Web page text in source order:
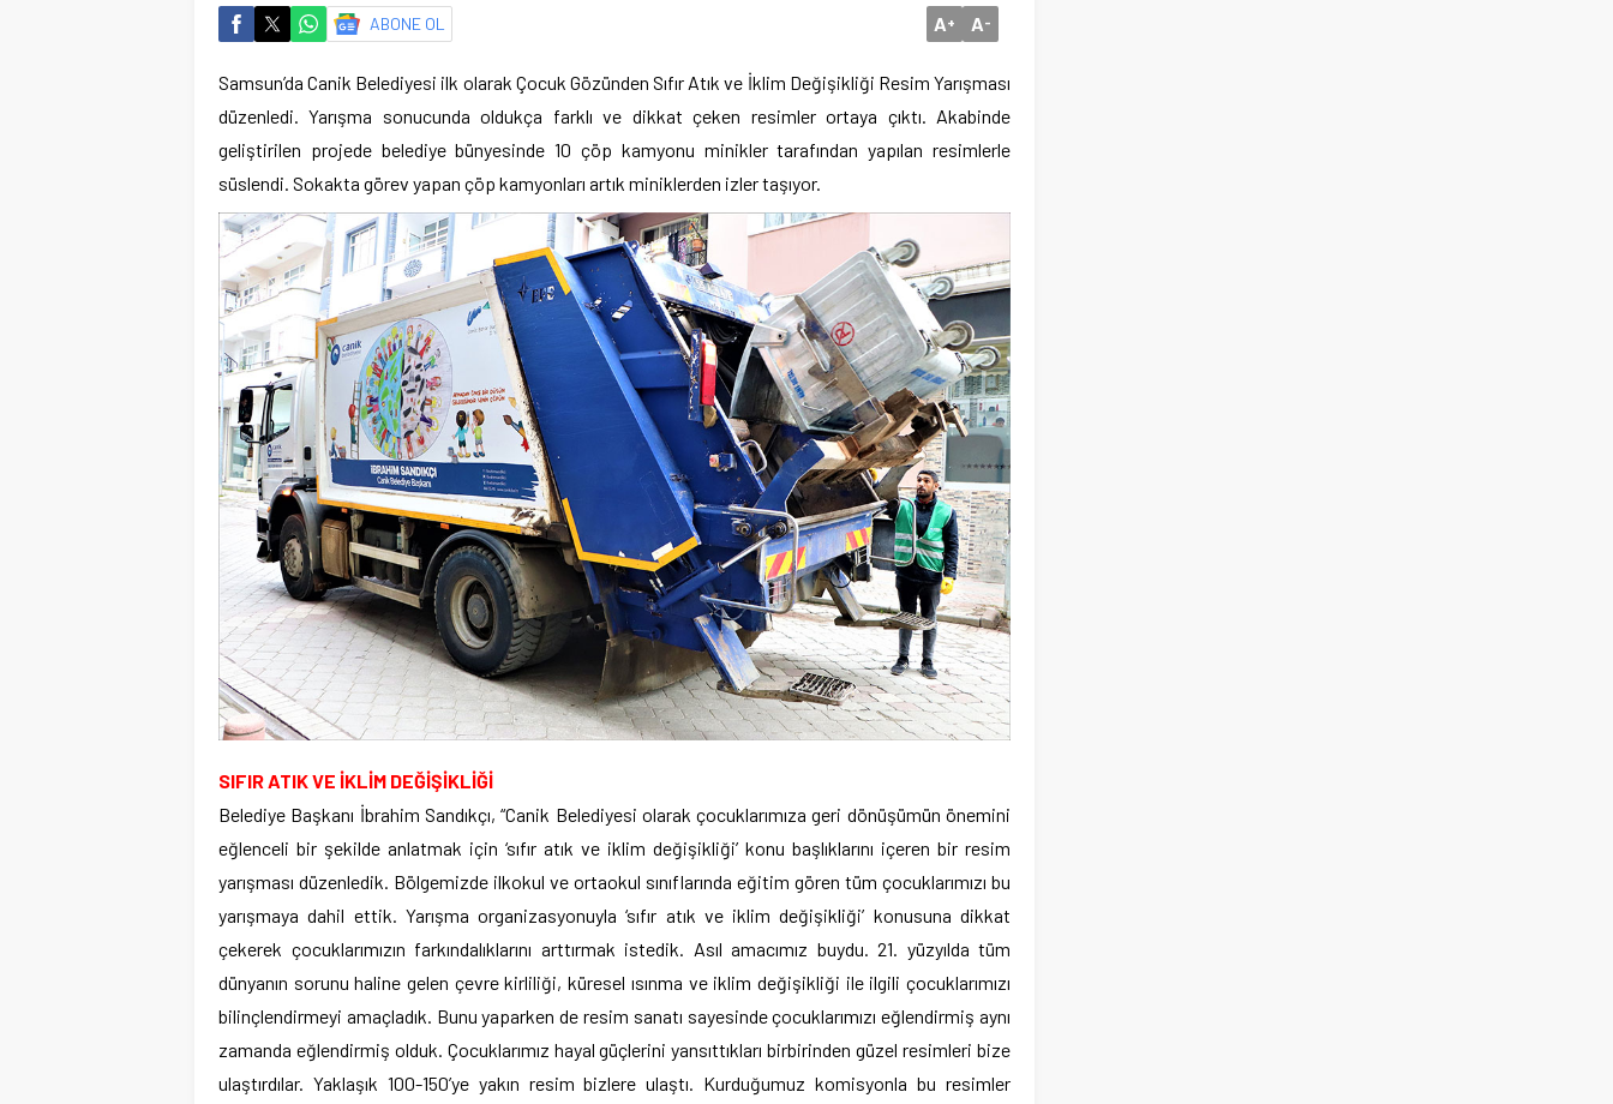
ABONE OL A+ A-
Samsun’da Canik Belediyesi ilk olarak Çocuk Gözünden Sıfır Atık ve İklim Değişikliği Resim Yarışması
düzenledi. Yarışma sonucunda oldukça farklı ve dikkat çeken resimler ortaya çıktı. Akabinde
geliştirilen projede belediye bünyesinde 10 çöp kamyonu minikler tarafından yapılan resimlerle
süslendi. Sokakta görev yapan çöp kamyonları artık miniklerden izler taşıyor.
SIFIR ATIK VE İKLİM DEĞİŞİKLİĞİ
Belediye Başkanı İbrahim Sandıkçı, “Canik Belediyesi olarak çocuklarımıza geri dönüşümün önemini
eğlenceli bir şekilde anlatmak için ‘sıfır atık ve iklim değişikliği’ konu başlıklarını içeren bir resim
yarışması düzenledik. Bölgemizde ilkokul ve ortaokul sınıflarında eğitim gören tüm çocuklarımızı bu
yarışmaya dahil ettik. Yarışma organizasyonuyla ‘sıfır atık ve iklim değişikliği’ konusuna dikkat
çekerek çocuklarımızın farkındalıklarını arttırmak istedik. Asıl amacımız buydu. 21. yüzyılda tüm
dünyanın sorunu haline gelen çevre kirliliği, küresel ısınma ve iklim değişikliği ile ilgili çocuklarımızı
bilinçlendirmeyi amaçladık. Bunu yaparken de resim sanatı sayesinde çocuklarımızı eğlendirmiş aynı
zamanda eğlendirmiş olduk. Çocuklarımız hayal güçlerini yansıttıkları birbirinden güzel resimleri bize
ulaştırdılar. Yaklaşık 100-150’ye yakın resim bizlere ulaştı. Kurduğumuz komisyonla bu resimler